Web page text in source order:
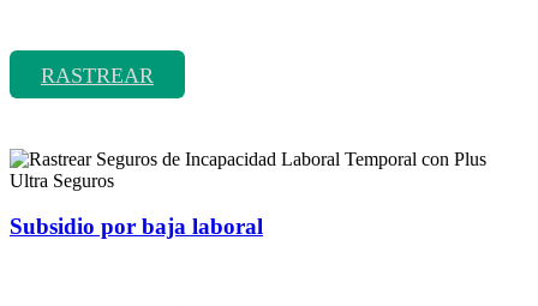
RASTREAR
Subsidio por baja laboral